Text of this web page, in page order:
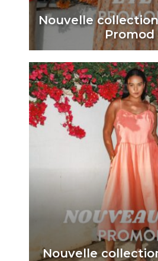
Nouvelle
Promod
Nouvelle